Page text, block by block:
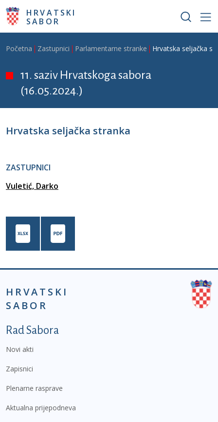
Skoči na glavni sadržaj
HRVATSKI
SABOR
Breadcrumb
Početna Zastupnici Parlamentarne stranke Hrvatska seljačka
11. saziv Hrvatskoga sabora
(16.05.2024.)
Hrvatska seljačka stranka
ZASTUPNICI
Vuletić, Darko
HRVATSKI
SABOR
Podnožje prvi izbornik
Rad Sabora
Novi akti
Zapisnici
Plenarne rasprave
Aktualna prijepodneva